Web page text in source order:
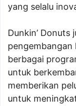
yang selalu
Dunkin’ Donuts
pengembangan
berbagai
untuk
memberikan
untuk